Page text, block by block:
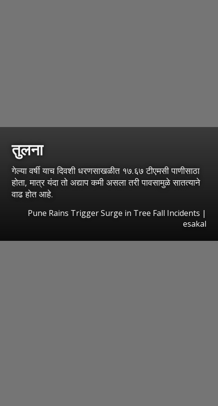
तुलना
गेल्या वर्षी याच दिवशी धरणसाखळीत १७.६७ टीएमसी पाणीसाठा
होता, मात्र यंदा तो अद्याप कमी असला तरी पावसामुळे सातत्याने
वाढ होत आहे.
Pune Rains Trigger Surge in Tree Fall Incidents |
esakal